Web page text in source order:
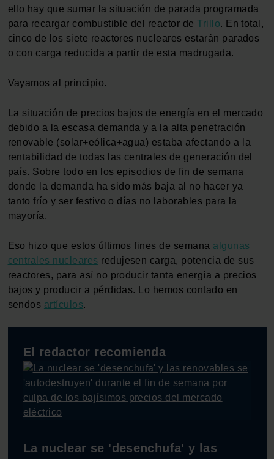
ello hay que sumar la situación de parada programada
para recargar combustible del reactor deTrillo. En total,
cinco de los siete reactores nucleares estarán parados
o con carga reducida a partir de esta madrugada.
Vayamos al principio.
La situación de precios bajos de energía en el mercado
debido a la escasa demanda y a la alta penetración
renovable (solar+eólica+agua) estaba afectando a la
rentabilidad de todas las centrales de generación del
país. Sobre todo en los episodios de fin de semana
donde la demanda ha sido más baja al no hacer ya
tanto frío y ser festivo o días no laborables para la
mayoría.
Eso hizo que estos últimos fines de semana algunas
centrales nucleares redujesen carga, potencia de sus
reactores, para así no producir tanta energía a precios
bajos y producir a pérdidas. Lo hemos contado en
sendos artículos.
El redactor recomienda
La nuclear se 'desenchufa' y las